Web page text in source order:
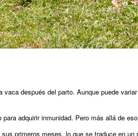
después del parto. Aunque puede
adquirir inmunidad. Pero más allá de
primeros meses, lo que se traduce en